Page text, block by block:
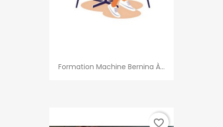
Formation Machine Bernina À...
favorite_border